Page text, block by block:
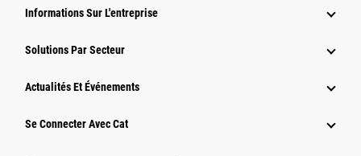
Informations Sur L'entreprise
Solutions Par Secteur
Actualités Et Événements
Se Connecter Avec Cat